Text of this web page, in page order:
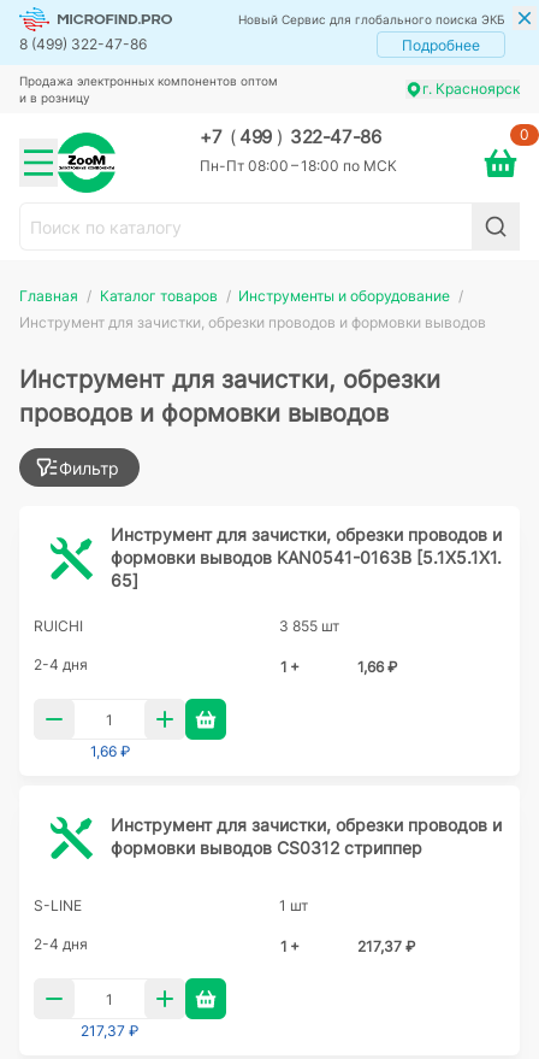
Новый Сервис для глобального поиска ЭКБ
8 (499) 322-47-86 Подробнее
Продажа электронных компонентов оптом
и в розницу
г. Красноярск
+7 (499 ) 322-47-86
Пн-Пт 08:00 – 18:00 по МСК
0
Главная Каталог товаров
Инструменты и оборудование
Инструмент для зачистки, обрезки проводов и формовки выводов
Инструмент для зачистки, обрезки
проводов и формовки выводов
Фильтр
Инструмент для зачистки, обрезки проводов и
формовки выводов KAN0541-0163B [5.1Х5.1Х1.
65]
RUICHI 3 855 шт
2-4 дня 1 + 1,66 ₽
1,66 ₽
Инструмент для зачистки, обрезки проводов и
формовки выводов CS0312 стриппер
S-LINE 1 шт
2-4 дня 1 + 217,37 ₽
217,37 ₽